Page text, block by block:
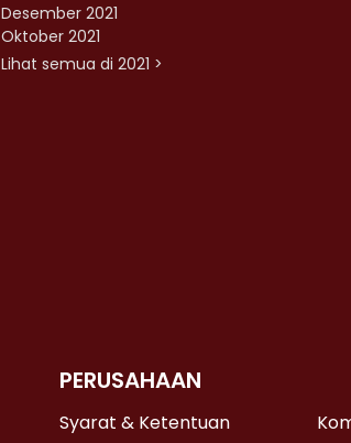
Desember 2021
Oktober 2021
Lihat semua di 2021 >
PERUSAHAAN
Syarat & Ketentuan